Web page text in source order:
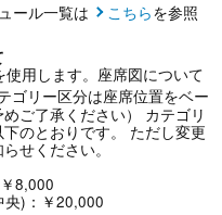
ール一覧は
こちらを参照
使用します。座席図について
ゴリー区分は座席位置をベー
ご了承ください） カテゴリ
のとおりです。 ただし変更
せください。
8,000
)：￥20,000